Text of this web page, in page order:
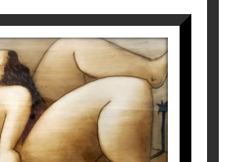
S/T
Víctor Pedra
500€